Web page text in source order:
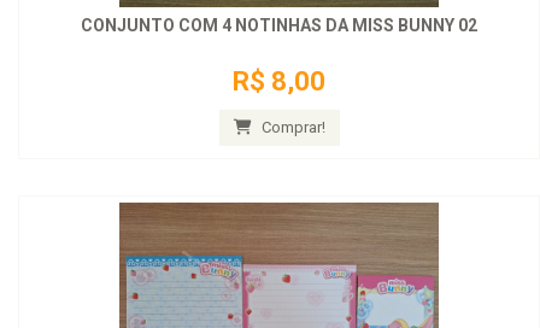
CONJUNTO COM 4 NOTINHAS DA MISS BUNNY 02
R$ 8,00
Comprar!